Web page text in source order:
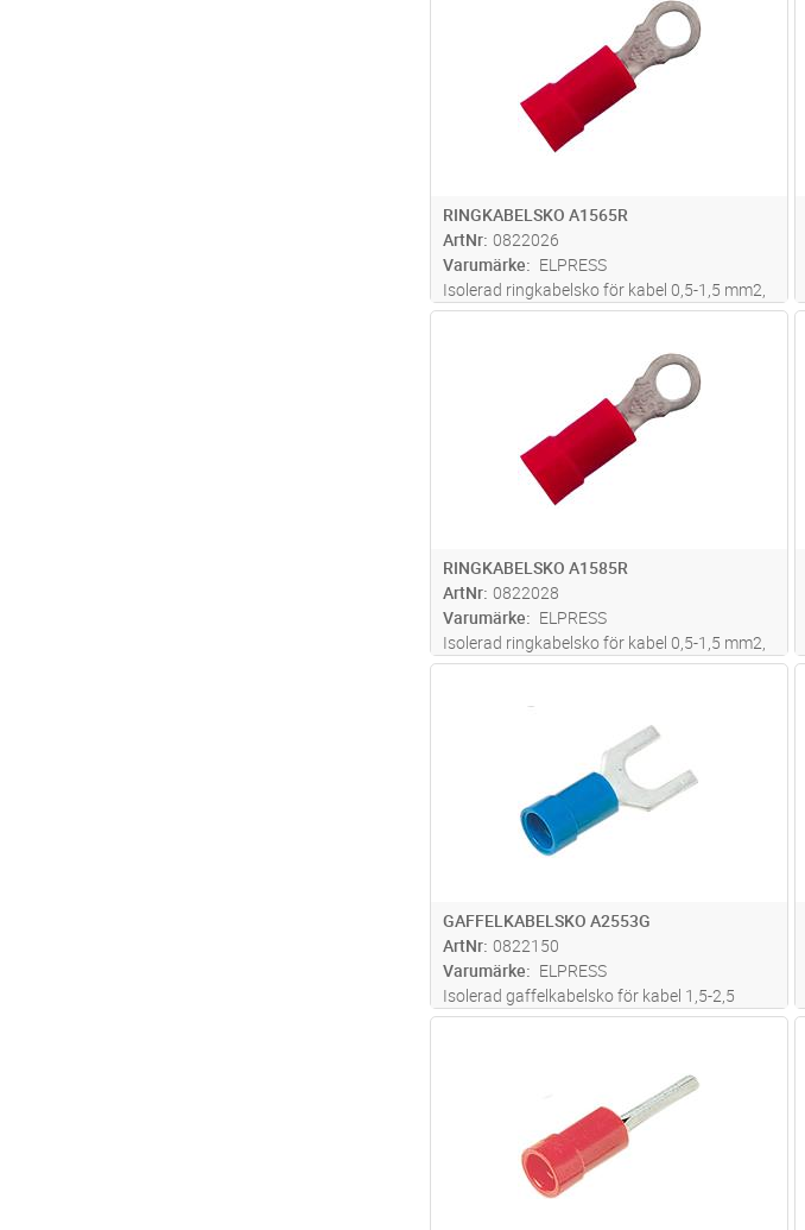
RINGKABELSKO A1565R
ArtNr 0822026
Varumärke
ELPRESS
Isolerad ringkabelsko för kabel 0,5-1,5 mm2,
av material Cu, förtent, plast PC. Används
RINGKABELSKO A1585R
ArtNr 0822028
Varumärke
ELPRESS
Isolerad ringkabelsko för kabel 0,5-1,5 mm2,
av material Cu, förtent, plast PC. Används
GAFFELKABELSKO A2553G
ArtNr 0822150
Varumärke
ELPRESS
Isolerad gaffelkabelsko för kabel 1,5-2,5
mm2, av material Cu, förtent, plast PC.